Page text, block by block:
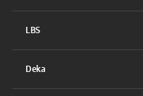
LBS
Deka